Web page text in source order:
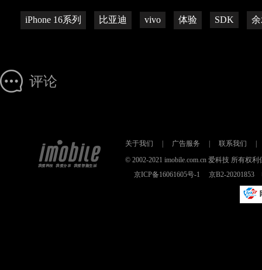
iPhone 16系列 比亚迪 vivo 体验 SDK
评论
关于我们 广告服务 联系我们
© 2002-2021 imobile.com.cn 爱科技 所有权
京ICP备16061605号-1
京B2-20201853